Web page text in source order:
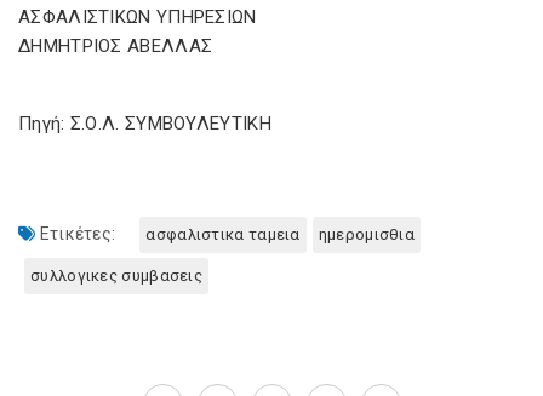
ΑΣΦΑΛΙΣΤΙΚΩΝ ΥΠΗΡΕΣΙΩΝ
ΔΗΜΗΤΡΙΟΣ ΑΒΕΛΛΑΣ
Πηγή: Σ.Ο.Λ. ΣΥΜΒΟΥΛΕΥΤΙΚΗ
Ετικέτες: ασφαλιστικα ταμεια ημερομισθια
συλλογικες συμβασεις